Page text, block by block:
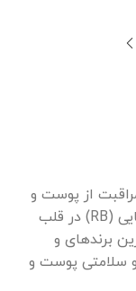
از پوست و
مو هستید؟ کمپانی آرایشی و بهداشتی رضایی (RB) در قلب
برندهای و
و سلامتی پوست و